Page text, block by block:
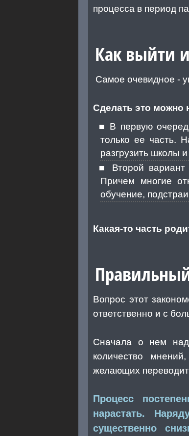
процесса в период
Как выйти
Самое очевидное -
Сделать это можно
В первую
только ее часть.
разгрузить школы
Второй
Причем многие
обучение,
Какая-то часть
Вопрос этот
ответственно и с
Сначала о нем
количество мнений,
желающих
Процесс
нарастать.
существенно